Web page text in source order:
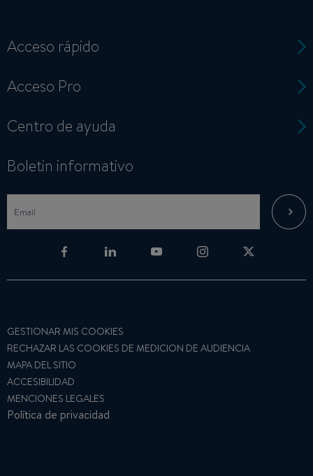
Acceso rápido
Acceso Pro
Centro de ayuda
Boletin informativo
GESTIONAR MIS COOKIES
RECHAZAR LAS COOKIES DE MEDICION DE AUDIENCIA
MAPA DEL SITIO
ACCESIBILIDAD
MENCIONES LEGALES
Política de privacidad